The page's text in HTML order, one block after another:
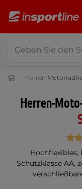
Herren
Herren-
Schutzklasse AA,